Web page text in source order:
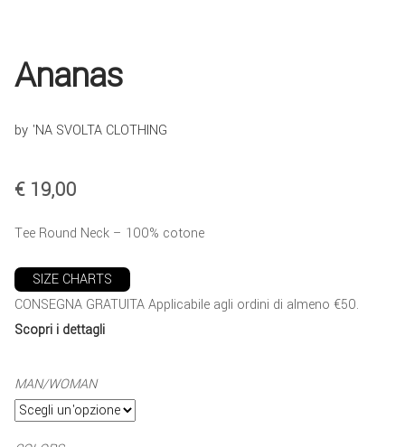
Ananas
by 'NA SVOLTA CLOTHING
€19,00
Tee Round Neck – 100% cotone
SIZE CHARTS
CONSEGNA GRATUITA Applicabile agli ordini di almeno €50.
Scopri i dettagli
MAN/WOMAN